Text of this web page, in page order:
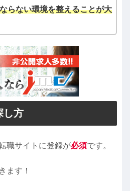
らない環境を整えることが大
し方
職サイトに登録が必須です。
ます！